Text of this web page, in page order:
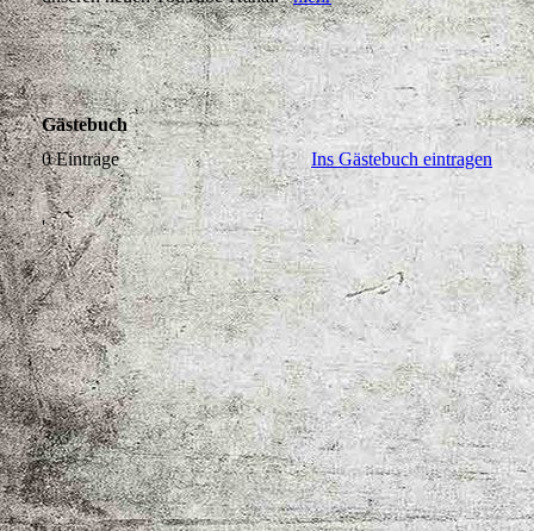
0 Einträge
Ins Gästebuch eintragen
'